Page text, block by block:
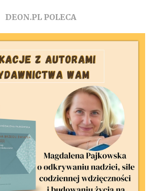
DEON.PL POLECA